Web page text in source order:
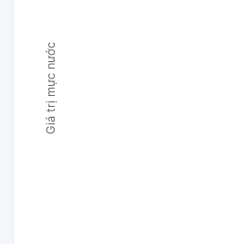
Giá trị mực nước